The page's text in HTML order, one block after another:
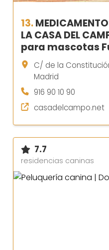
13.
LA CASA DEL
para mascotas
C/ de la
Madrid
916 90 10 90
casadelcampo.net
7.7
residencias caninas